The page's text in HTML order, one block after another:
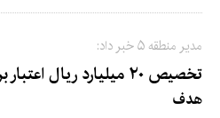
مدیر منطقه ۵ خبر داد:
تخصیص ۲۰ میلیارد ریال
هدف